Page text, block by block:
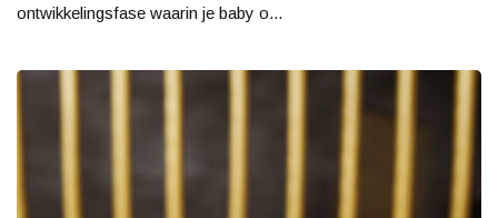
ontwikkelingsfase waarin je baby o...